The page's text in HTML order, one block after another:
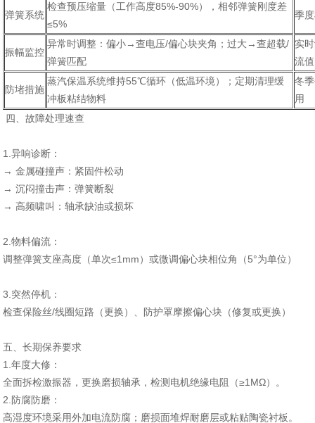
弹簧系统‌
检查预压缩量（工作高度85%-90%），相邻弹簧刚度差
≤5%
季
振幅监控‌
异常时调整：偏小→查电压/偏心块夹角；过大→查超载/
弹簧匹配
实
流值
防堵措施‌
蒸汽保温系统维持55℃循环（低温环境）；定期清理缓
冲板粘结物料
冬
用
四、故障处理速查‌
1.异响诊断‌：
→ 金属碰撞声：紧固件松动
→ 沉闷撞击声：弹簧断裂
→ 高频啸叫：轴承缺油或损坏
2.物料偏流‌：
调整弹簧支座高度（单次≤1mm）或微调偏心块相位角（5°为单位）
3.突然停机‌：
检查保险丝/线圈短路（更换）、防护罩摩擦偏心块（修复或更换）
五、长期保养要求‌
‌1.年度大修‌：
全面拆检激振器，更换磨损轴承，检测电机绝缘电阻（≥1MΩ）。
2‌.防腐防磨‌：
高湿度环境采用外加电流防腐；磨损面堆焊耐磨层或粘贴陶瓷衬板。